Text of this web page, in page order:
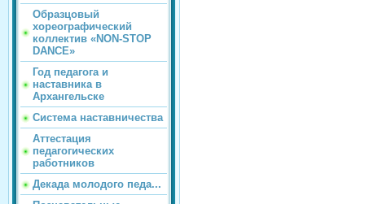
Образцовый
хореографический
коллектив «NON-STOP
DANCE»
Год педагога и
наставника в
Архангельске
Система наставничества
Аттестация
педагогических
работников
Декада молодого педа...